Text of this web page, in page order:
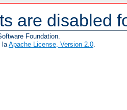
are disabled
Foundation.
la Apache License, Version 2.0